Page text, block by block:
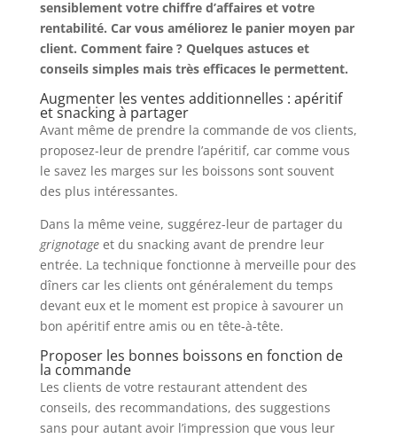
sensiblement votre chiffre d’affaires et votre
rentabilité. Car vous améliorez le panier moyen par
client. Comment faire ? Quelques astuces et
conseils simples mais très efficaces le permettent.
Augmenter les ventes additionnelles : apéritif
et snacking à partager
Avant même de prendre la commande de vos clients,
proposez-leur de prendre l’apéritif, car comme vous
le savez les marges sur les boissons sont souvent
des plus intéressantes.
Dans la même veine, suggérez-leur de partager du
grignotage et du snacking avant de prendre leur
entrée. La technique fonctionne à merveille pour des
dîners car les clients ont généralement du temps
devant eux et le moment est propice à savourer un
bon apéritif entre amis ou en tête-à-tête.
Proposer les bonnes boissons en fonction de
la commande
Les clients de votre restaurant attendent des
conseils, des recommandations, des suggestions
sans pour autant avoir l’impression que vous leur